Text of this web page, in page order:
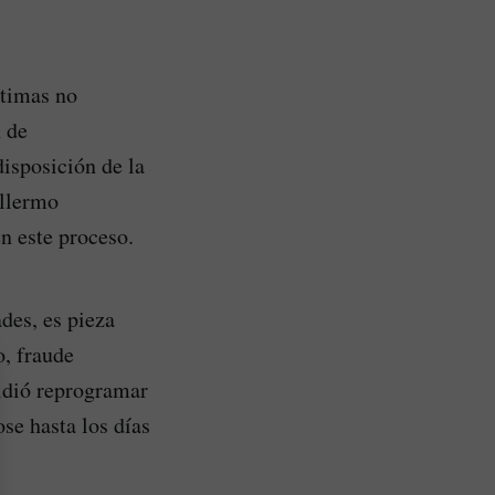
no
de la
este proceso.
es pieza
fraude
reprogramar
hasta los días